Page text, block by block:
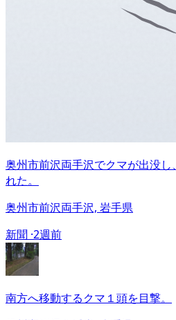
奥州市前沢両手沢でクマが出没
れた。
奥州市前沢両手沢, 岩手県
新聞 ·2週前
南方へ移動するクマ１頭を目撃。